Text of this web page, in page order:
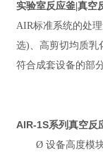
实验室反应釜|真空
AIR标准系统的处
选)、高剪切均质乳
符合成套设备的部
AIR-1S系列真空反
Ø 设备高度模